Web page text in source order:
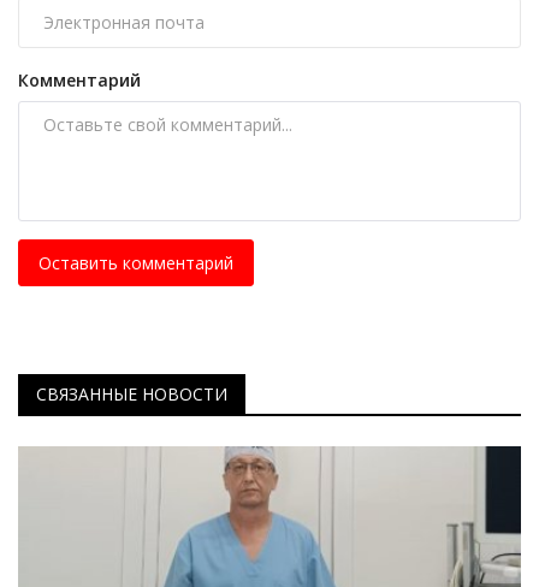
Комментарий
Оставить комментарий
СВЯЗАННЫЕ НОВОСТИ